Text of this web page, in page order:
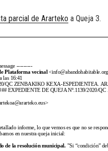
parcial de Ararteko a Queja 3.